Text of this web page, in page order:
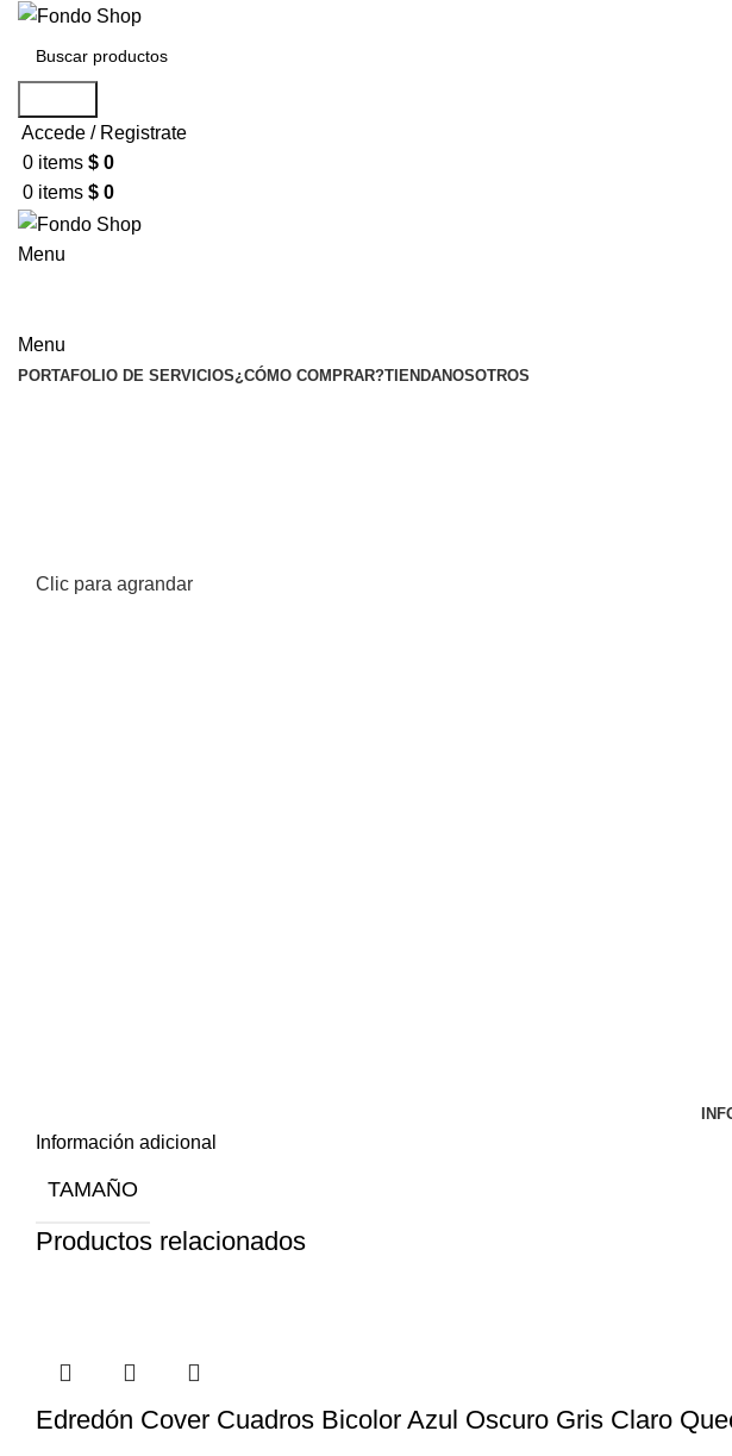
Accede / Registrate
0 items $ 0
0 items $ 0
Menu
Menu
PORTAFOLIO DE SERVICIOS¿CÓMO COMPRAR?TIENDANOSOTROS
Clic para agrandar
Información adicional
TAMAÑO
Productos relacionados
Edredón Cover Cuadros Bicolor Azul Oscuro Gris Claro